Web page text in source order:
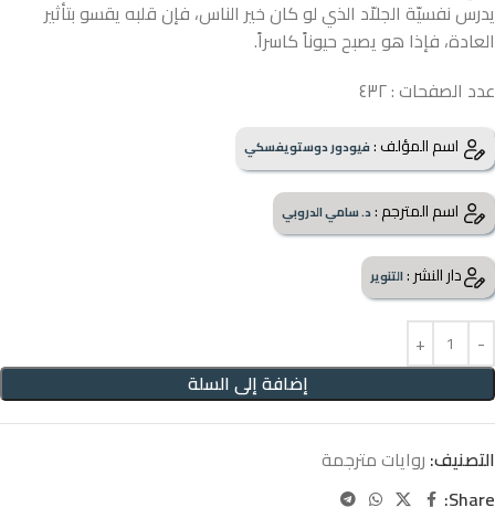
يدرس نفسيّة الجلاّد الذي لو كان خير الناس، فإن قلبه يقسو بتأثير
العادة، فإذا هو يصبح حيوناً كاسراً.
عدد الصفحات : ٤٣٢
اسم المؤلف :فيودور دوستويفسكي
اسم المترجم :د. سامي الدروبي
دار النشر :التنوير
إضافة إلى السلة
التصنيف: روايات مترجمة
Share: